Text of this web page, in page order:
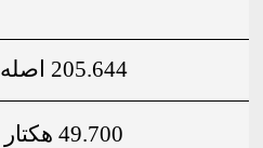
205.644 اصله
49.700 هكتار